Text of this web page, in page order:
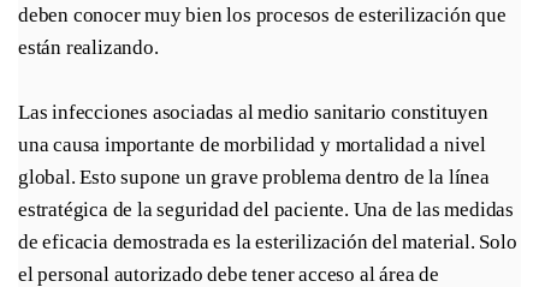
deben conocer muy bien los procesos de esterilización que
están realizando.
Las infecciones asociadas al medio sanitario constituyen
una causa importante de morbilidad y mortalidad a nivel
global. Esto supone un grave problema dentro de la línea
estratégica de la seguridad del paciente. Una de las medidas
de eficacia demostrada es la esterilización del material. Solo
el personal autorizado debe tener acceso al área de